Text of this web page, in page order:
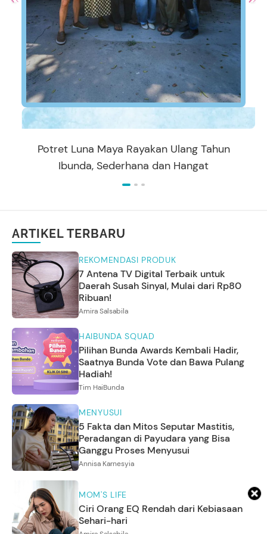
Potret Luna Maya Rayakan Ulang Tahun
Ibunda, Sederhana dan Hangat
ARTIKEL TERBARU
REKOMENDASI PRODUK
7 Antena TV Digital Terbaik untuk
Daerah Susah Sinyal, Mulai dari Rp80
Ribuan!
Amira Salsabila
HAIBUNDA SQUAD
Pilihan Bunda Awards Kembali Hadir,
Saatnya Bunda Vote dan Bawa Pulang
Hadiah!
Tim HaiBunda
MENYUSUI
5 Fakta dan Mitos Seputar Mastitis,
Peradangan di Payudara yang Bisa
Ganggu Proses Menyusui
Annisa Karnesyia
MOM'S LIFE
Ciri Orang EQ Rendah dari Kebiasaan
Sehari-hari